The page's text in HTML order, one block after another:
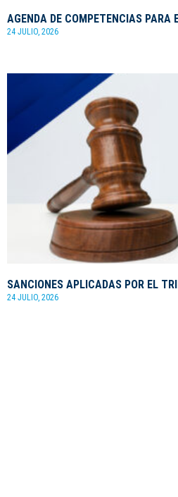
AGENDA DE COMPETENCIAS PARA
24 JULIO, 2026
SANCIONES APLICADAS POR EL
24 JULIO, 2026